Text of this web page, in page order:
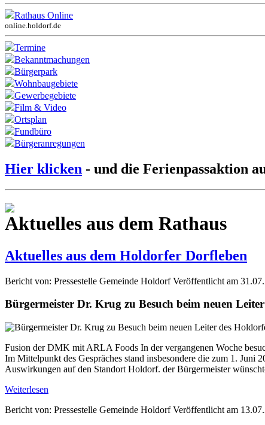
Rathaus Online
online.holdorf.de
Termine
Bekanntmachungen
Bürgerpark
Wohnbaugebiete
Gewerbegebiete
Film & Video
Ortsplan
Fundbüro
Bürgeranregungen
Hier klicken - und die Ferienpassaktion
Aktuelles aus dem Rathaus
Aktuelles aus dem Holdorfer Dorfleben
Bericht von: Pressestelle Gemeinde Holdorf Veröffentlicht am
Bürgermeister Dr. Krug zu Besuch beim neuen
Fusion der DMK mit ARLA Foods In der vergangenen Woche
Im Mittelpunkt des Gespräches stand insbesondere die zum 1.
Auswirkungen auf den Standort Holdorf. der Bürgermeister
Weiterlesen
Bericht von: Pressestelle Gemeinde Holdorf Veröffentlicht am